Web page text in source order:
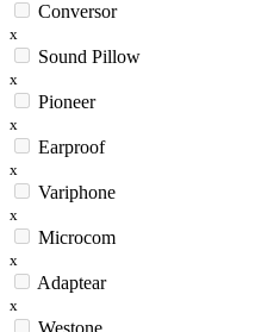
Conversor
x
Sound Pillow
x
Pioneer
x
Earproof
x
Variphone
x
Microcom
x
Adaptear
x
Westone